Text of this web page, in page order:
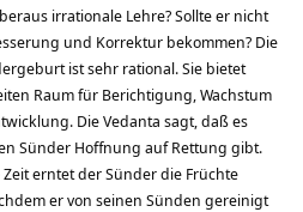
irrationale Lehre? Sollte er nicht
und Korrektur bekommen? Die
ist sehr rational. Sie bietet
Raum für Berichtigung, Wachstum
Die Vedanta sagt, daß es
Sünder Hoffnung auf Rettung gibt.
erntet der Sünder die Früchte
er von seinen Sünden gereinigt